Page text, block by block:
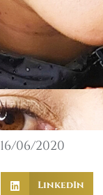
16/06/2020
LinkedIn